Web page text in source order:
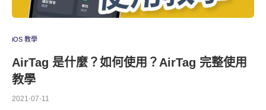
iOS 教學
AirTag 是什麼？如何使用？AirTag 完整使用
教學
2021-07-11